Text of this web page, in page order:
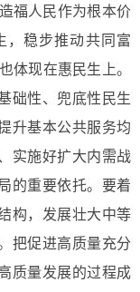
福人民作为根本价
，稳步推动共同富
体现在惠民生上。
础性、兜底性民生
升基本公共服务均
实施好扩大内需战
的重要依托。要着
构，发展壮大中等
把促进高质量充分
质量发展的过程成